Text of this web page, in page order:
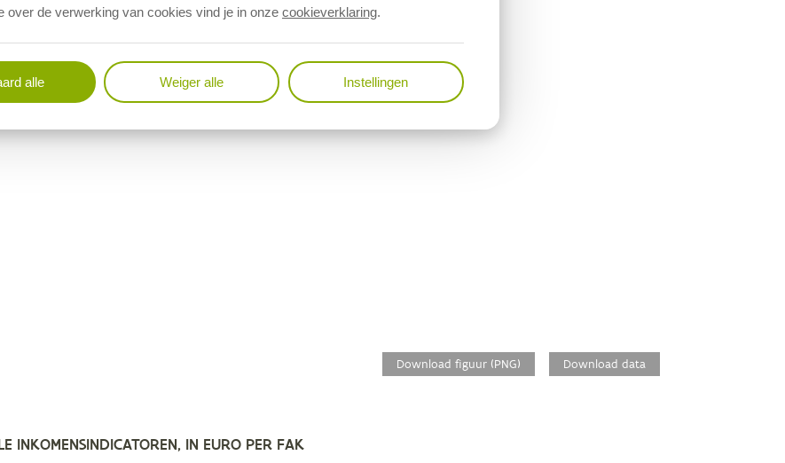
Download figuur (PNG) Download data
INKOMENSINDICATOREN, IN EURO PER FAK
over de verwerking van cookies vind je in onze cookieverklaring.
alle Weiger alle Instellingen